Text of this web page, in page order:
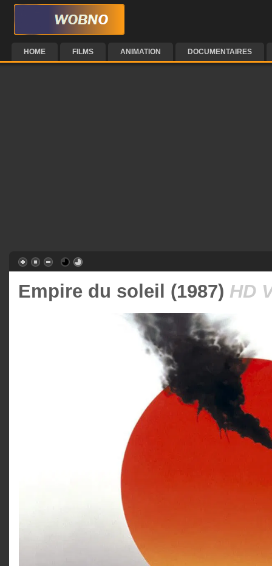
HOME FILMS ANIMATION DOCUMENTAIRES
Empire du soleil (1987) HD